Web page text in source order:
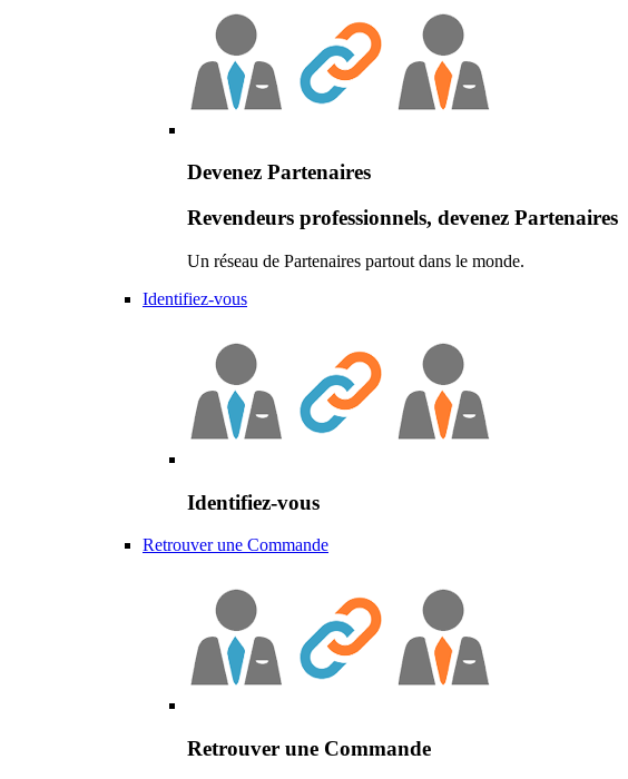
Devenez Partenaires
Revendeurs professionnels, devenez Partenaires
Un réseau de Partenaires partout dans le monde.
Identifiez-vous
Identifiez-vous
Retrouver une Commande
Retrouver une Commande